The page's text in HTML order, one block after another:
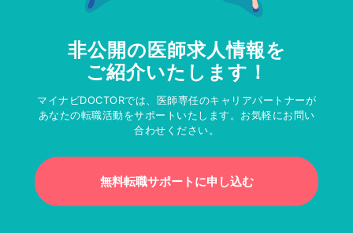
非公開の医師求人情報を
ご紹介いたします！
マイナビDOCTORでは、医師専任のキャリアパートナーが
あなたの転職活動をサポートいたします。お気軽にお問い
合わせください。
無料転職サポートに申し込む